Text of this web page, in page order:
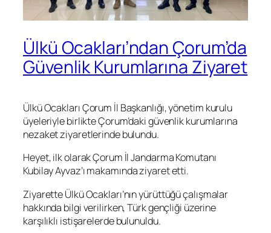
Ülkü Ocakları’ndan Çorum’da
Güvenlik Kurumlarına Ziyaret
Ülkü Ocakları Çorum İl Başkanlığı, yönetim kurulu
üyeleriyle birlikte Çorum’daki güvenlik kurumlarına
nezaket ziyaretlerinde bulundu.
Heyet, ilk olarak Çorum İl Jandarma Komutanı
Kubilay Ayvaz’ı makamında ziyaret etti.
Ziyarette Ülkü Ocakları’nın yürüttüğü çalışmalar
hakkında bilgi verilirken, Türk gençliği üzerine
karşılıklı istişarelerde bulunuldu.